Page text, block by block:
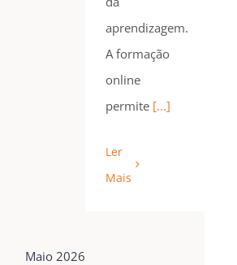
aprendizagem.
A formação
online
permite[...]
Ler
Mais
Maio 2026